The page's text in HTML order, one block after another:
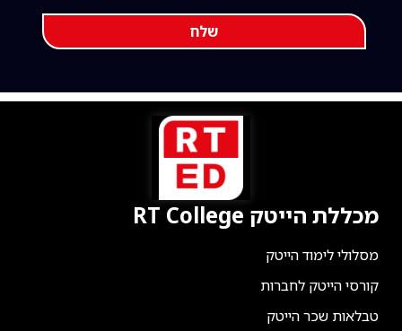
שלח
מכללת הייטק RT College
מסלולי לימוד הייטק
קורסי הייטק לחברות
טבלאות שכר הייטק